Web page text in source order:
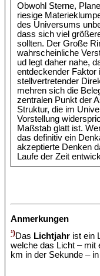
Obwohl Sterne,
riesige
des Universums
dass sich viel
sollten. Der Große
wahrscheinliche
ud legt daher nahe,
entdeckender Faktor
stellvertretender
mehren sich die
zentralen Punkt der
Struktur, die im
Vorstellung
Maßstab glatt ist.
das definitiv ein
akzeptierte Denken
Laufe der Zeit
Anmerkungen
¹)Das Lichtjahr ist ein
welche das Licht – mit
km in der Sekunde –